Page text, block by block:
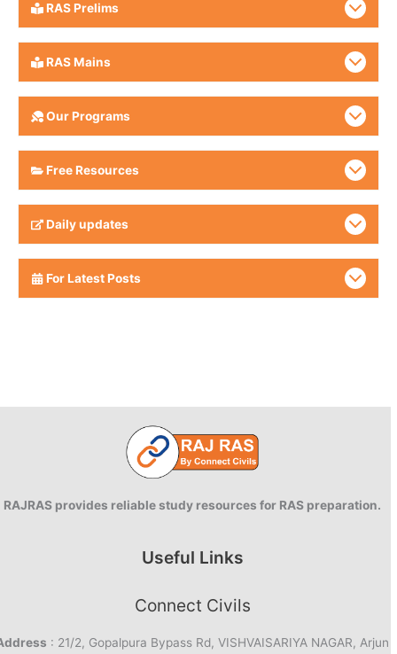
RAS Prelims
RAS Mains
Our Programs
Free Resources
Daily updates
For Latest Posts
RAJRAS provides reliable study resources for RAS preparation.
Useful Links
Connect Civils
: 21/2, Gopalpura Bypass Rd, VISHVAISARIYA NAGAR, Arjun